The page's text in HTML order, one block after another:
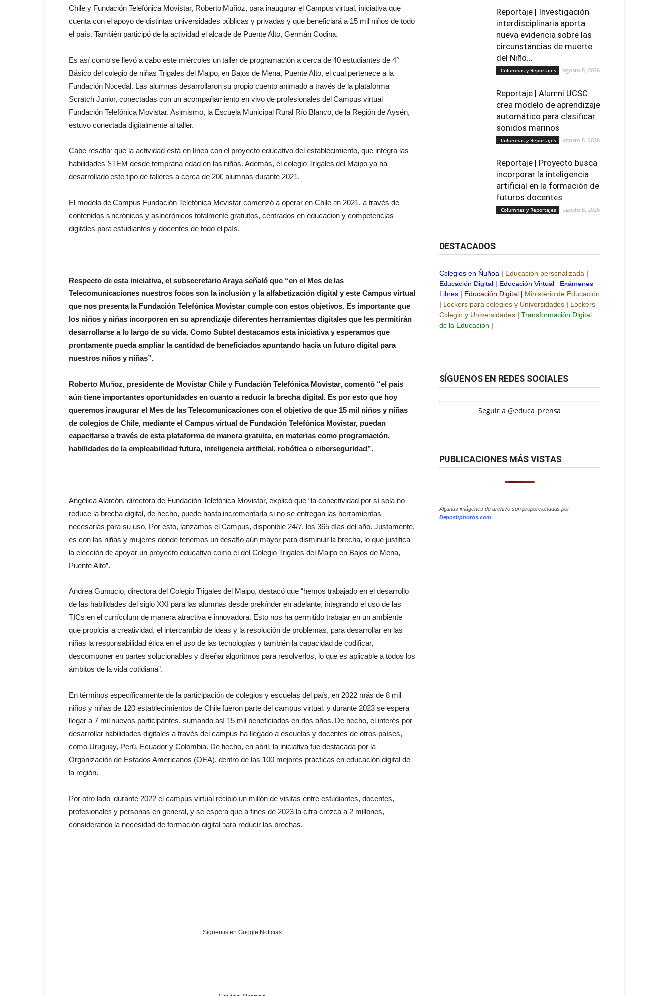
Chile y Fundación Telefónica Movistar, Roberto Muñoz, para inaugurar el Campus virtual, iniciativa que
cuenta con el apoyo de distintas universidades públicas y privadas y que beneficiará a 15 mil niños de todo
el país. También participó de la actividad el alcalde de Puente Alto, Germán Codina.
Es así como se llevó a cabo este miércoles un taller de programación a cerca de 40 estudiantes de 4°
Básico del colegio de niñas Trigales del Maipo, en Bajos de Mena, Puente Alto, el cual pertenece a la
Fundación Nocedal. Las alumnas desarrollaron su propio cuento animado a través de la plataforma
Scratch Junior, conectadas con un acompañamiento en vivo de profesionales del Campus virtual
Fundación Telefónica Movistar. Asimismo, la Escuela Municipal Rural Río Blanco, de la Región de Aysén,
estuvo conectada digitalmente al taller.
Cabe resaltar que la actividad está en línea con el proyecto educativo del establecimiento, que integra las
habilidades STEM desde temprana edad en las niñas. Además, el colegio Trigales del Maipo ya ha
desarrollado este tipo de talleres a cerca de 200 alumnas durante 2021.
El modelo de Campus Fundación Telefónica Movistar comenzó a operar en Chile en 2021, a través de
contenidos sincrónicos y asincrónicos totalmente gratuitos, centrados en educación y competencias
digitales para estudiantes y docentes de todo el país.
Respecto de esta iniciativa, el subsecretario Araya señaló que “en el Mes de las
Telecomunicaciones nuestros focos son la inclusión y la alfabetización digital y este Campus virtual
que nos presenta la Fundación Telefónica Movistar cumple con estos objetivos. Es importante que
los niños y niñas incorporen en su aprendizaje diferentes herramientas digitales que les permitirán
desarrollarse a lo largo de su vida. Como Subtel destacamos esta iniciativa y esperamos que
prontamente pueda ampliar la cantidad de beneficiados apuntando hacia un futuro digital para
nuestros niños y niñas”.
Roberto Muñoz, presidente de Movistar Chile y Fundación Telefónica Movistar, comentó “el país
aún tiene importantes oportunidades en cuanto a reducir la brecha digital. Es por esto que hoy
queremos inaugurar el Mes de las Telecomunicaciones con el objetivo de que 15 mil niños y niñas
de colegios de Chile, mediante el Campus virtual de Fundación Telefónica Movistar, puedan
capacitarse a través de esta plataforma de manera gratuita, en materias como programación,
habilidades de la empleabilidad futura, inteligencia artificial, robótica o ciberseguridad”.
Angélica Alarcón, directora de Fundación Telefónica Movistar, explicó que “la conectividad por sí sola no
reduce la brecha digital, de hecho, puede hasta incrementarla si no se entregan las herramientas
necesarias para su uso. Por esto, lanzamos el Campus, disponible 24/7, los 365 días del año. Justamente,
es con las niñas y mujeres donde tenemos un desafío aún mayor para disminuir la brecha, lo que justifica
la elección de apoyar un proyecto educativo como el del Colegio Trigales del Maipo en Bajos de Mena,
Puente Alto”.
Andrea Gumucio, directora del Colegio Trigales del Maipo, destacó que “hemos trabajado en el desarrollo
de las habilidades del siglo XXI para las alumnas desde prekínder en adelante, integrando el uso de las
TICs en el currículum de manera atractiva e innovadora. Esto nos ha permitido trabajar en un ambiente
que propicia la creatividad, el intercambio de ideas y la resolución de problemas, para desarrollar en las
niñas la responsabilidad ética en el uso de las tecnologías y también la capacidad de codificar,
descomponer en partes solucionables y diseñar algoritmos para resolverlos, lo que es aplicable a todos los
ámbitos de la vida cotidiana”.
En términos específicamente de la participación de colegios y escuelas del país, en 2022 más de 8 mil
niños y niñas de 120 establecimientos de Chile fueron parte del campus virtual, y durante 2023 se espera
llegar a 7 mil nuevos participantes, sumando así 15 mil beneficiados en dos años. De hecho, el interés por
desarrollar habilidades digitales a través del campus ha llegado a escuelas y docentes de otros países,
como Uruguay, Perú, Ecuador y Colombia. De hecho, en abril, la iniciativa fue destacada por la
Organización de Estados Americanos (OEA), dentro de las 100 mejores prácticas en educación digital de
la región.
Por otro lado, durante 2022 el campus virtual recibió un millón de visitas entre estudiantes, docentes,
profesionales y personas en general, y se espera que a fines de 2023 la cifra crezca a 2 millones,
considerando la necesidad de formación digital para reducir las brechas.
Síguenos en Google Noticias
Reportaje | Investigación
interdisciplinaria aporta
nueva evidencia sobre las
circunstancias de muerte
del Niño...
Columnas y Reportajes agosto 8, 2026
Reportaje | Alumni UCSC
crea modelo de aprendizaje
automático para clasificar
sonidos marinos
Columnas y Reportajes agosto 8, 2026
Reportaje | Proyecto busca
incorporar la inteligencia
artificial en la formación de
futuros docentes
Columnas y Reportajes agosto 8, 2026
DESTACADOS
Colegios en Ñuñoa | Educación personalizada |
Educación Digital | Educación Virtual | Exámenes
Libres | Educación Digital | Ministerio de Educación
| Lockers para colegios y Universidades | Lockers
Colegio y Universidades | Transformación Digital
de la Educación |
SÍGUENOS EN REDES SOCIALES
Seguir a @educa_prensa
PUBLICACIONES MÁS VISTAS
Algunas imágenes de archivo son proporcionadas por
Depositphotos.com